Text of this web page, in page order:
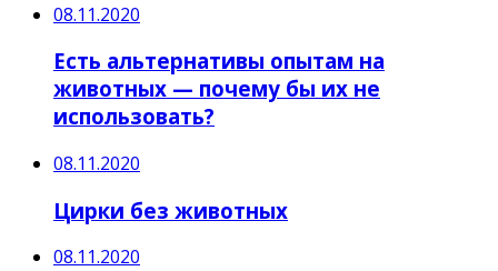
08.11.2020
Есть альтернативы опытам на
животных — почему бы их не
использовать?
08.11.2020
Цирки без животных
08.11.2020